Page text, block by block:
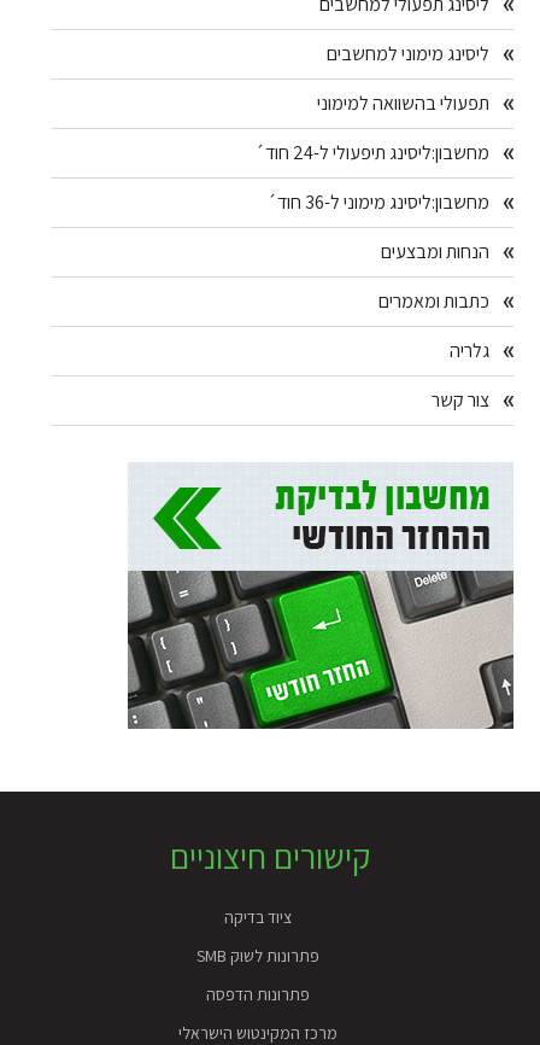
ליסינג מימוני למחשבים
תפעולי בהשוואה למימוני
מחשבון:ליסינג תיפעולי ל-24 חוד´
מחשבון:ליסינג מימוני ל-36 חוד´
הנחות ומבצעים
כתבות ומאמרים
גלריה
צור קשר
קישורים חיצוניים
ציוד בדיקה
פתרונות לשוק SMB
פתרונות הדפסה
מרכז המקינטוש הישראלי